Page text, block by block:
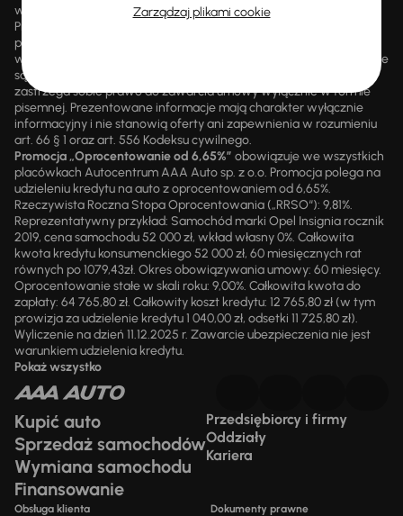
wynosi około 1500, a nowe auta są dodawane każdego dnia.
Promocji nie można łączyć z innymi aktualnie obowiązującymi
promocjami ani rabatami, ani dochodzić do niej prawa z mocą
wsteczną. Szczegółowe informacje o zasadach promocji udzielane
są przez upoważnionych pracowników AAA AUTO. AAA AUTO
zastrzega sobie prawo do zawarcia umowy wyłącznie w formie
pisemnej. Prezentowane informacje mają charakter wyłącznie
informacyjny i nie stanowią oferty ani zapewnienia w rozumieniu
art. 66 § 1 oraz art. 556 Kodeksu cywilnego.
Promocja „Oprocentowanie od 6,65%” obowiązuje we wszystkich
placówkach Autocentrum AAA Auto sp. z o.o. Promocja polega na
udzieleniu kredytu na auto z oprocentowaniem od 6,65%.
Rzeczywista Roczna Stopa Oprocentowania („RRSO“): 9,81%.
Reprezentatywny przykład: Samochód marki Opel Insignia rocznik
2019, cena samochodu 52 000 zł, wkład własny 0%. Całkowita
kwota kredytu konsumenckiego 52 000 zł, 60 miesięcznych rat
równych po 1079,43zł. Okres obowiązywania umowy: 60 miesięcy.
Oprocentowanie stałe w skali roku: 9,00%. Całkowita kwota do
zapłaty: 64 765,80 zł. Całkowity koszt kredytu: 12 765,80 zł (w tym
prowizja za udzielenie kredytu 1 040,00 zł, odsetki 11 725,80 zł).
Wyliczenie na dzień 11.12.2025 r. Zawarcie ubezpieczenia nie jest
warunkiem udzielenia kredytu.
Pokaż wszystko
Kupić auto
Sprzedaż samochodów
Wymiana samochodu
Finansowanie
Przedsiębiorcy i firmy
Oddziały
Kariera
Obsługa klienta Dokumenty prawne
Zarządzaj plikami cookie